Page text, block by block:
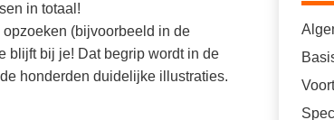
in totaal!
(bijvoorbeeld in de
blijft bij je! Dat begrip wordt in de
honderden duidelijke illustraties.